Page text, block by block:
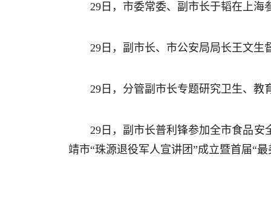
29日，市委常委、副市长于韬在上
29日，副市长、市公安局局长王文生
29日，分管副市长专题研究卫生、
29日，副市长普利锋参加全市食品
靖市“珠源退役军人宣讲团”成立暨首届“